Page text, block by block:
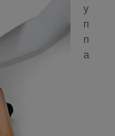
у
п
п
а